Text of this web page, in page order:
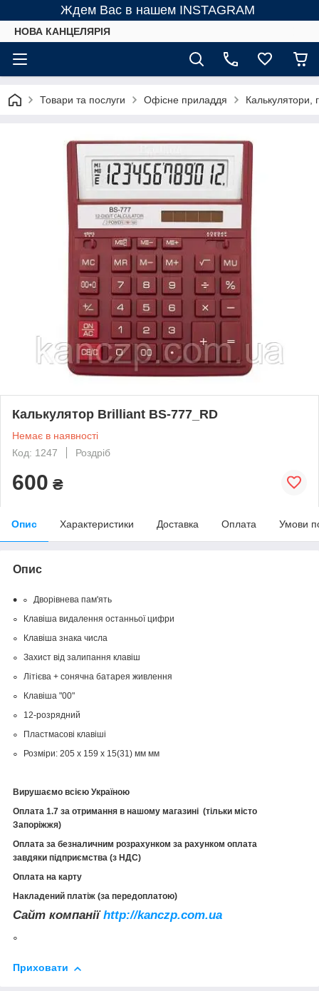
Ждем Вас в нашем INSTAGRAM
НОВА КАНЦЕЛЯРІЯ
Товари та послуги Офісне приладдя Калькулятори,
Калькулятор Brilliant BS-777_RD
Немає в наявності
Код: 1247
Роздріб
600 ₴
Опис Характеристики Доставка Оплата Умови
Опис
Дворівнева пам'ять
Клавіша видалення останньої цифри
Клавіша знака числа
Захист від залипання клавіш
Літієва + сонячна батарея живлення
Клавіша "00"
12-розрядний
Пластмасові клавіші
Розміри: 205 x 159 x 15(31) мм мм
Вирушаємо всією Україною
Оплата 1.7 за отримання в нашому магазині (тільки місто
Запоріжжя)
Оплата за безналичним розрахунком за рахунком оплата
завдяки підприємства (з НДС)
Оплата на карту
Накладений платіж (за передоплатою)
Сайт компаніїhttp://kanczp.com.ua
Приховати